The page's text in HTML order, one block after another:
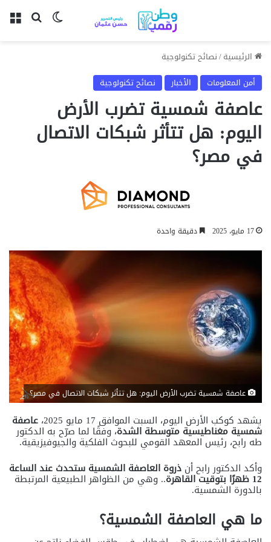
بحث عنالوضع
الرئيسية/نصائح تكنولوجية
أمن المعلومات
الأخبار نصائح تكنولوجية
عاصفة شمسية تضرب الأرض
اليوم: هل تتأثر شبكات الاتصال
في مصر؟
17 مايو، 2025 دقيقة واحدة
عاصفة شمسية تضرب الأرض اليوم: هل تتأثر شبكات الاتصال في مصر؟
يشهد كوكب الأرض اليوم، السبت الموافق 17 مايو 2025، عاصفة
شمسية مغناطيسية متوسطة الشدة، وفقًا لما صرّح به الدكتور
طه رابح، رئيس المعهد القومي للبحوث الفلكية والجيوفيزيقية.
وأكد الدكتور رابح أن ذروة العاصفة الشمسية ستحدث عند الساعة
12 ظهرًا بتوقيت القاهرة .. وهي من الظواهر الطبيعية المرتبطة
بالدورة الشمسية.
ما هي العاصفة الشمسية؟